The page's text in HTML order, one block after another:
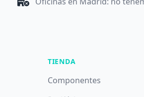
TIENDA
Componentes